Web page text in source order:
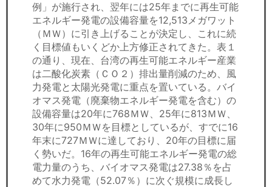
ＩＴ
飲食店情報
例」が施行され、翌年には25年までに再生可能
エネルギー発電の設備容量を12,513メガワット
（ＭＷ）に引き上げることが決定し、これに続
く目標値もいくどか上方修正されてきた。表１
の通り、現在、台湾の再生可能エネルギー産業
は二酸化炭素（ＣＯ２）排出量削減のため、風
力発電と太陽光発電に重点を置いている。バイ
オマス発電（廃棄物エネルギー発電を含む）の
設備容量は20年に768ＭＷ、25年に813ＭＷ、
30年に950ＭＷを目標としているが、すでに16
年末に727ＭＷに達しており、20年の目標に届
く勢いだ。16年の再生可能エネルギー発電の総
電力量のうち、バイオマス発電は27.38％を占
めて水力発電（52.07％）に次ぐ規模に成長し